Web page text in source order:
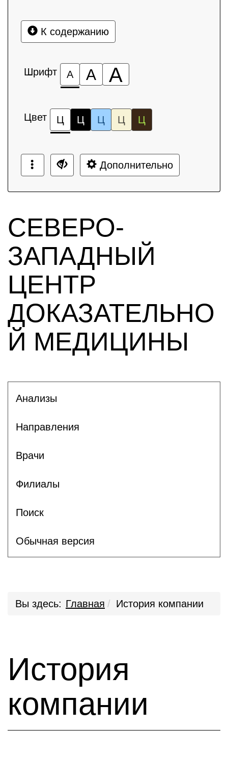
К содержанию
Шрифт А А А
Цвет Ц Ц Ц Ц Ц
Дополнительно
СЕВЕРО-
ЗАПАДНЫЙ
ЦЕНТР
ДОКАЗАТЕЛЬНО
Й МЕДИЦИНЫ
Анализы
Направления
Врачи
Филиалы
Поиск
Обычная версия
Вы здесь: Главная История компании
История
компании